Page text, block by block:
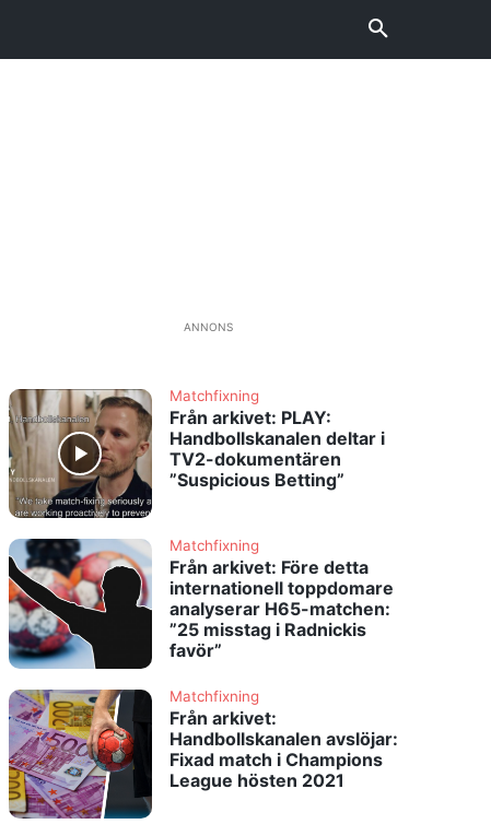
ANNONS
Matchfixning
Från arkivet: PLAY:
Handbollskanalen deltar i
TV2-dokumentären
”Suspicious Betting”
Matchfixning
Från arkivet: Före detta
internationell toppdomare
analyserar H65-matchen:
”25 misstag i Radnickis
favör”
Matchfixning
Från arkivet:
Handbollskanalen avslöjar:
Fixad match i Champions
League hösten 2021